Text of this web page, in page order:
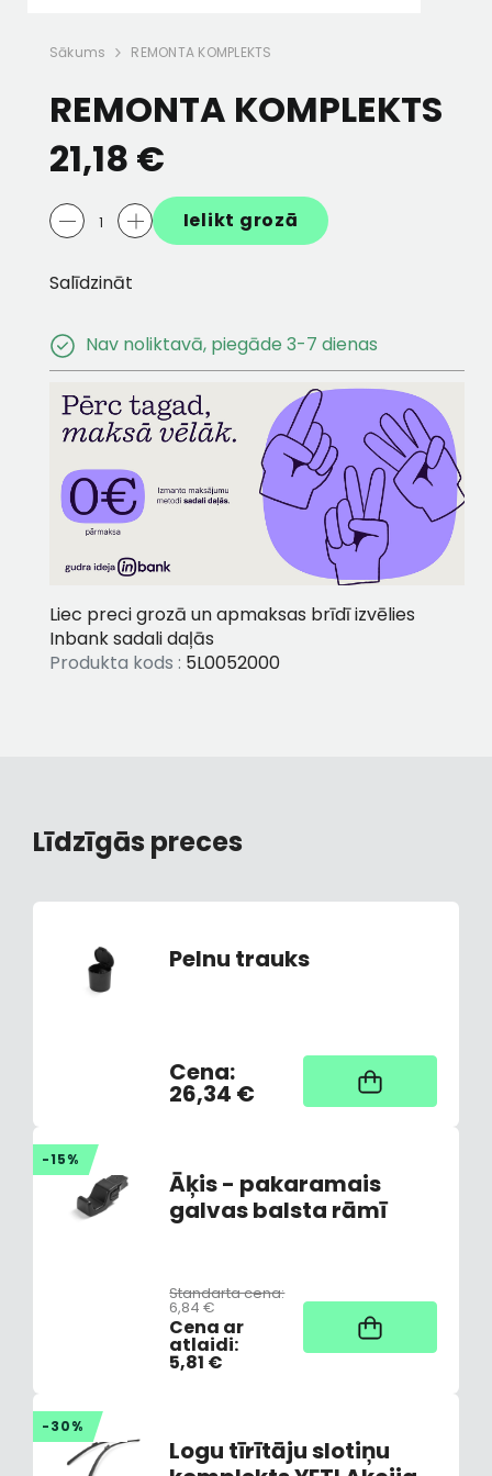
Sākums REMONTA KOMPLEKTS
REMONTA KOMPLEKTS
21,18 €
Ielikt grozā
Salīdzināt
Nav noliktavā, piegāde 3-7 dienas
Liec preci grozā un apmaksas brīdī izvēlies
Inbank sadali daļās
Produkta kods : 5L0052000
Līdzīgās preces
Pelnu trauks
Cena:
26,34 €
Nav noliktavā,
piegāde 3-7 dienas
-15%
Āķis - pakaramais
galvas balsta rāmī
Standarta cena:
6,84 €
Cena ar
atlaidi:
5,81 €
Noliktavā
-30%
Logu tīrītāju slotiņu
BLACK 7,5JX19 ET48
493,75 € 249,89 € 571,82 €